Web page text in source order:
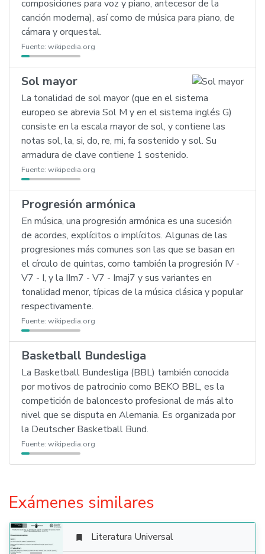
composiciones para voz y piano, antecesor de la
canción moderna), así como de música para piano, de
cámara y orquestal.
Fuente: wikipedia.org
Sol mayor
La tonalidad de sol mayor (que en el sistema
europeo se abrevia Sol M y en el sistema inglés G)
consiste en la escala mayor de sol, y contiene las
notas sol, la, si, do, re, mi, fa sostenido y sol. Su
armadura de clave contiene 1 sostenido.
Fuente: wikipedia.org
Progresión armónica
En música, una progresión armónica es una sucesión
de acordes, explícitos o implícitos. Algunas de las
progresiones más comunes son las que se basan en
el círculo de quintas, como también la progresión IV -
V7 - I, y la IIm7 - V7 - Imaj7 y sus variantes en
tonalidad menor, típicas de la música clásica y popular
respectivamente.
Fuente: wikipedia.org
Basketball Bundesliga
La Basketball Bundesliga (BBL) también conocida
por motivos de patrocinio como BEKO BBL, es la
competición de baloncesto profesional de más alto
nivel que se disputa en Alemania. Es organizada por
la Deutscher Basketball Bund.
Fuente: wikipedia.org
Exámenes similares
 Literatura Universal